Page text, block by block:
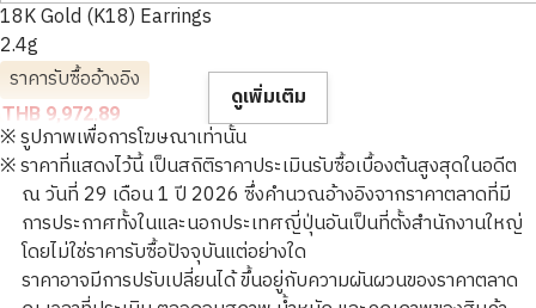
18K Gold (K18) Earrings
2.4g
ราคารับซื้ออ้างอิง
THB 9,972.89
ดูเพิ่มเติม
※ รูปภาพเพื่อการโฆษณาเท่านั้น
※ ราคาที่แสดงไว้นี้ เป็นสถิติราคาประเมินรับซื้อเบื้องต้นสูงสุดในอดีต
ณ วันที่ 29 เดือน 1 ปี 2026 ซึ่งคำนวณอ้างอิงจากราคาตลาดที่มี
การประกาศทั้งในและนอกประเทศญี่ปุ่นอันเป็นที่ตั้งสำนักงานใหญ่
โดยไม่ใช่ราคารับซื้อปัจจุบันแต่อย่างใด
ราคาอาจมีการปรับเปลี่ยนได้ ขึ้นอยู่กับความผันผวนของราคาตลาด